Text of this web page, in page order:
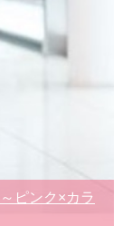
ピンク×カラ